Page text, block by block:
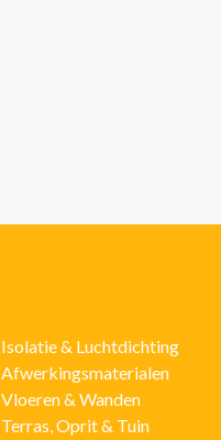
Isolatie & Luchtdichting
Afwerkingsmaterialen
Vloeren & Wanden
Terras, Oprit & Tuin